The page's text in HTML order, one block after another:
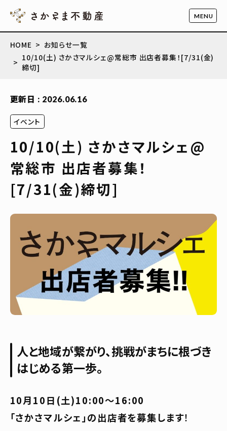
HOME
お知らせ一覧
10/10(土) さかさマルシェ@常総市 出店者募集！[7/31(金)
締切]
更新日 : 2026.06.16
イベント
10/10(土) さかさマルシェ@
常総市 出店者募集！
[7/31(金)締切]
人と地域が繋がり、挑戦がまちに根づき
はじめる第一歩。
10月10日(土)10:00〜16:00
「さかさマルシェ」の出店者を募集します！